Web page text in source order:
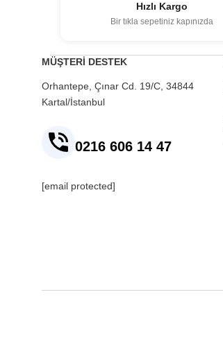
Hızlı Kargo
Bir tıkla sepetiniz kapınızda
MÜŞTERİ DESTEK
Orhantepe, Çınar Cd. 19/C, 34844
Kartal/İstanbul
0216 606 14 47
[email protected]